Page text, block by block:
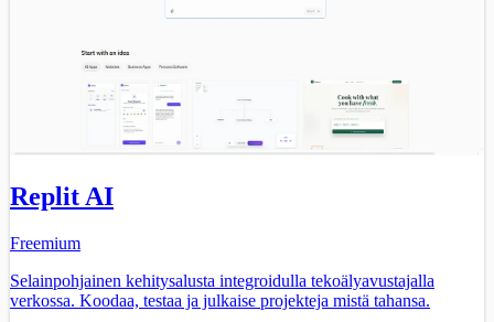
Replit AI
Freemium
Selainpohjainen kehitysalusta integroidulla tekoälyavustajalla
verkossa. Koodaa, testaa ja julkaise projekteja mistä tahansa.